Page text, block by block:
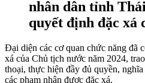
nhân dân tỉnh
quyết định đặc xá
Đại diện các cơ quan chức năng đã
xá của Chủ tịch nước năm 2024,
thoại, thực hiện đầy đủ quyền,
các phạm nhân được đặc xá.